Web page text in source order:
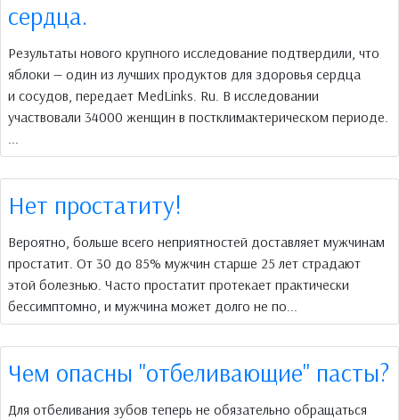
сердца.
Результаты нового крупного исследование подтвердили, что
яблоки — один из лучших продуктов для здоровья сердца
и сосудов, передает MedLinks. Ru. В исследовании
участвовали 34000 женщин в постклимактерическом периоде.
Нет простатиту!
Вероятно, больше всего неприятностей доставляет мужчинам
простатит. От 30 до 85% мужчин старше 25 лет страдают
этой болезнью. Часто простатит протекает практически
бессимптомно, и мужчина может долго не по...
Чем опасны "отбеливающие" пасты?
Для отбеливания зубов теперь не обязательно обращаться